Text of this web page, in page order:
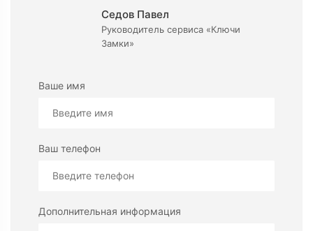
Седов Павел
Руководитель сервиса «Ключи
Замки»
Ваше имя
Ваш телефон
Дополнительная информация